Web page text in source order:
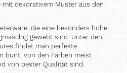
mit dekorativem Muster aus den
die eine besonders hohe
gewebt sind. Unter den
findet man perfekte
bunt, von den Farben meist
von bester Qualität sind.